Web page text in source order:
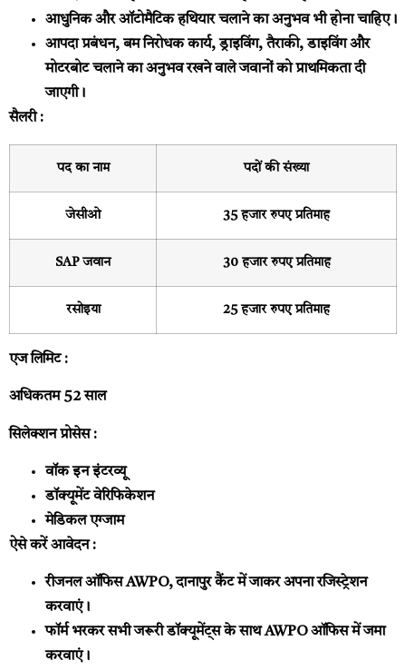
आधुनिक और ऑटोमैटिक हथियार चलाने का अनुभव भी होना चाहिए।
आपदा प्रबंधन, बम निरोधक कार्य, ड्राइविंग, तैराकी, डाइविंग और
मोटरबोट चलाने का अनुभव रखने वाले जवानों को प्राथमिकता दी
जाएगी।
सैलरी :
पद का नाम पदों की संख्या
जेसीओ 35 हजार रुपए प्रतिमाह
SAP जवान 30 हजार रुपए प्रतिमाह
रसोइया 25 हजार रुपए प्रतिमाह
एज लिमिट :
अधिकतम 52 साल
सिलेक्शन प्रोसेस :
वॉक इन इंटरव्यू
डॉक्यूमेंट वेरिफिकेशन
मेडिकल एग्जाम
ऐसे करें आवेदन :
रीजनल ऑफिस AWPO, दानापुर कैंट में जाकर अपना रजिस्ट्रेशन
करवाएं।
फॉर्म भरकर सभी जरूरी डॉक्यूमेंट्स के साथ AWPO ऑफिस में जमा
करवाएं।